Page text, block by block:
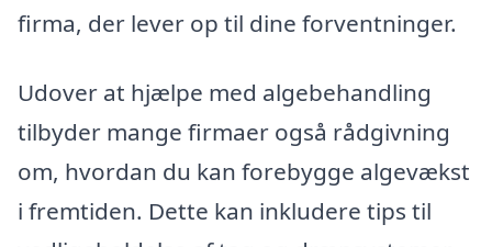
firma, der lever op til dine forventninger.
Udover at hjælpe med algebehandling
tilbyder mange firmaer også rådgivning
om, hvordan du kan forebygge algevækst
i fremtiden. Dette kan inkludere tips til